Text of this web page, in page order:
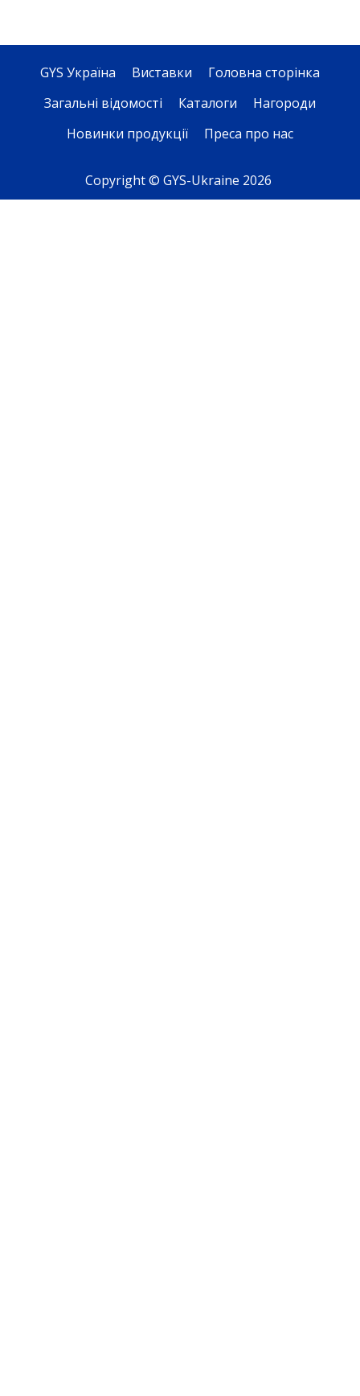
GYS Україна Виставки
Головна сторінка
Загальні відомості
Каталоги
Нагороди
Новинки продукції
Преса про нас
Copyright © GYS-Ukraine 2026